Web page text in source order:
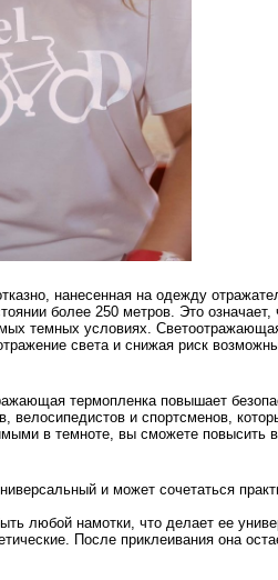
нанесенная на одежду
более 250 метров. Это означает,
темных условиях.
света и снижая риск
термопленка повышает
и спортсменов,
в темноте, вы сможете повысить
и может сочетаться
любой намотки, что делает ее
После приклеивания она